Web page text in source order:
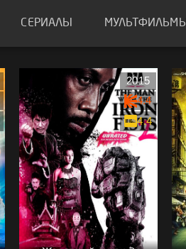
СЕРИАЛЫ МУЛЬТФИЛЬМЫ
2015
4.4
4.4